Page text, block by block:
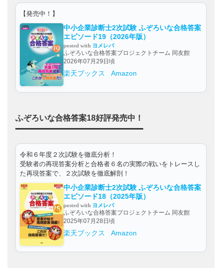
【発売中！】
中小企業診断士2次試験 ふぞろいな合格答案
エピソード19（2026年版）
posted with ヨメレバ
ふぞろいな合格答案プロジェクトチーム 同友館
2026年07月29日頃
楽天ブックス Amazon
ふぞろいな合格答案18好評発売中！
令和６年度２次試験を徹底分析！
受験者の再現答案分析と合格者６名の実際の戦いをトレースし
た再現答案で、２次試験を徹底解剖！
中小企業診断士2次試験 ふぞろいな合格答案
エピソード18（2025年版）
posted with ヨメレバ
ふぞろいな合格答案プロジェクトチーム 同友館
2025年07月28日頃
楽天ブックス Amazon